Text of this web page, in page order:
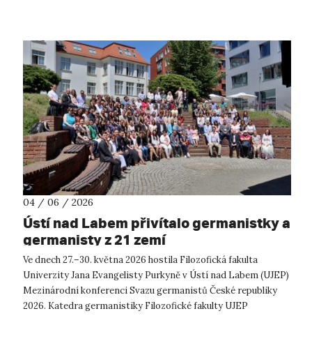
04 / 06 / 2026
Ústí nad Labem přivítalo germanistky a
germanisty z 21 zemí
Ve dnech 27.–30. května 2026 hostila Filozofická fakulta
Univerzity Jana Evangelisty Purkyně v Ústí nad Labem (UJEP)
Mezinárodní konferenci Svazu germanistů České republiky
2026. Katedra germanistiky Filozofické fakulty UJEP